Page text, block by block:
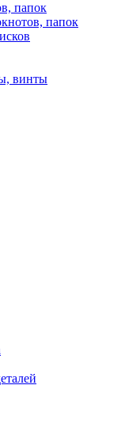
папок
папок
винты